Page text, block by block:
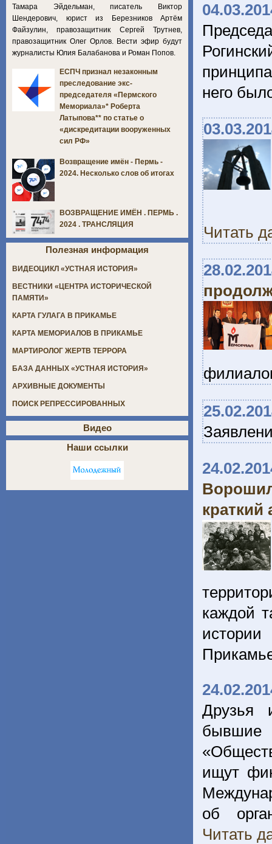
него
Читать
краткий
каждой
Друзья
бывшие
ищут
об
Читать
Тамара Эйдельман, писатель Виктор
Шендерович, юрист из Березников Артём
Файзулин, правозащитник Сергей Трутнев,
правозащитник Олег Орлов. Вести эфир будут
журналисты Юлия Балабанова и Роман Попов.
ЕСПЧ признал незаконным
преследование экс-
председателя «Пермского
Мемориала»* Роберта
Латыпова** по статье о
«дискредитации вооруженных
сил РФ»
Возвращение имён - Пермь -
2024. Несколько слов об итогах
ВОЗВРАЩЕНИЕ ИМЁН . ПЕРМЬ .
2024 . ТРАНСЛЯЦИЯ
Полезная информация
ВИДЕОЦИКЛ «УСТНАЯ ИСТОРИЯ»
ВЕСТНИКИ «ЦЕНТРА ИСТОРИЧЕСКОЙ
ПАМЯТИ»
КАРТА ГУЛАГА В ПРИКАМЬЕ
КАРТА МЕМОРИАЛОВ В ПРИКАМЬЕ
МАРТИРОЛОГ ЖЕРТВ ТЕРРОРА
БАЗА ДАННЫХ «УСТНАЯ ИСТОРИЯ»
АРХИВНЫЕ ДОКУМЕНТЫ
ПОИСК РЕПРЕССИРОВАННЫХ
Видео
Наши ссылки